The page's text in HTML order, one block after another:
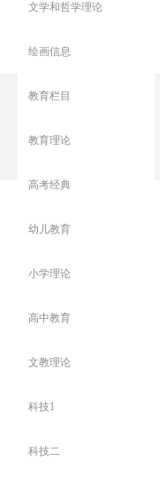
文学和哲学理论
绘画信息
教育栏目
教育理论
高考经典
幼儿教育
小学理论
高中教育
文教理论
科技1
科技二